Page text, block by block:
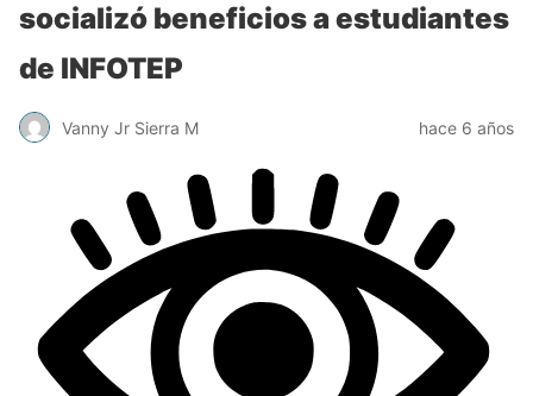
socializó beneficios a estudiantes
de INFOTEP
Vanny Jr Sierra M hace 6 años